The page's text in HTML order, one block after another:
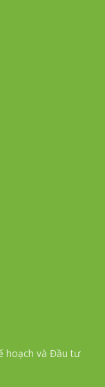
hoạch và Đầu tư